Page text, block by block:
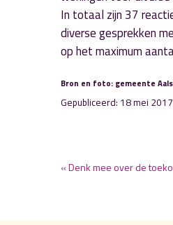
In totaal zijn 37
diverse gesprekken
op het maximum
Bron en foto: gemeente
Gepubliceerd: 18 mei
« Denk mee over de